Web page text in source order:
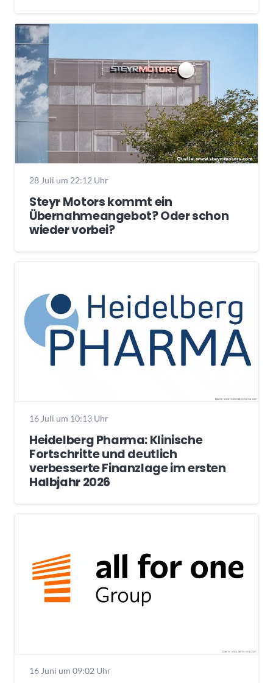
28 Juli um 22:12 Uhr
Steyr Motors kommt ein
Übernahmeangebot? Oder schon
wieder vorbei?
16 Juli um 10:13 Uhr
Heidelberg Pharma: Klinische
Fortschritte und deutlich
verbesserte Finanzlage im ersten
Halbjahr 2026
16 Juni um 09:02 Uhr